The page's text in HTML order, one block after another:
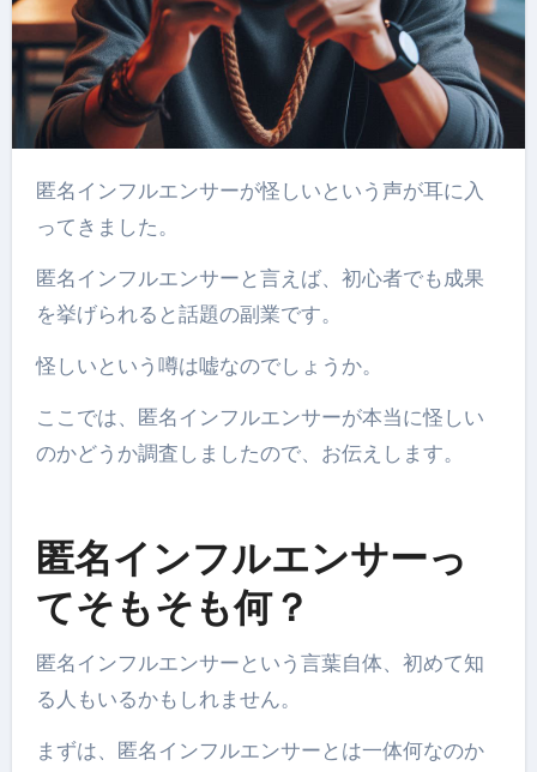
匿名インフルエンサーが怪しいという声が耳に入
ってきました。
匿名インフルエンサーと言えば、初心者でも成果
を挙げられると話題の副業です。
怪しいという噂は嘘なのでしょうか。
ここでは、匿名インフルエンサーが本当に怪しい
のかどうか調査しましたので、お伝えします。
匿名インフルエンサーっ
てそもそも何？
匿名インフルエンサーという言葉自体、初めて知
る人もいるかもしれません。
まずは、匿名インフルエンサーとは一体何なのか